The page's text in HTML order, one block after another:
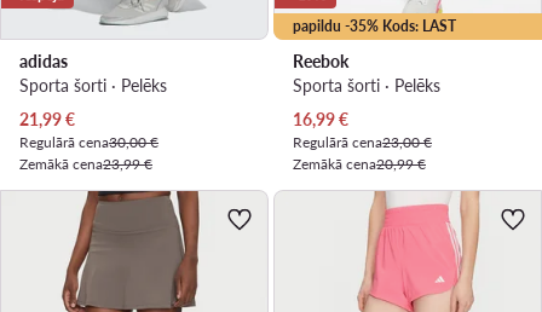
adidas
Sporta šorti · Pelēks
Pašreizējā cena
21,99€
Regulārā cena30,00 €
Zemākā cena23,99 €
papildu -35% Kods: LAST
Reebok
Sporta šorti · Pelēks
Pašreizējā cena
16,99€
Regulārā cena23,00 €
Zemākā cena20,99 €